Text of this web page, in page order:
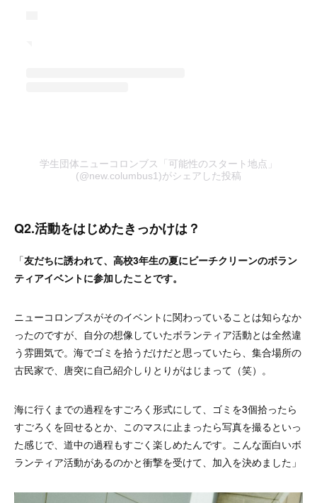
学生団体ニューコロンブス「可能性のスタート地点」
(@new.columbus1)がシェアした投稿
Q2.活動をはじめたきっかけは？
「友だちに誘われて、高校3年生の夏にビーチクリーンのボラン
ティアイベントに参加したことです。
ニューコロンブスがそのイベントに関わっていることは知らなか
ったのですが、自分の想像していたボランティア活動とは全然違
う雰囲気で。海でゴミを拾うだけだと思っていたら、集合場所の
古民家で、唐突に自己紹介しりとりがはじまって（笑）。
海に行くまでの過程をすごろく形式にして、ゴミを3個拾ったら
すごろくを回せるとか、このマスに止まったら写真を撮るといっ
た感じで、道中の過程もすごく楽しめたんです。こんな面白いボ
ランティア活動があるのかと衝撃を受けて、加入を決めました」